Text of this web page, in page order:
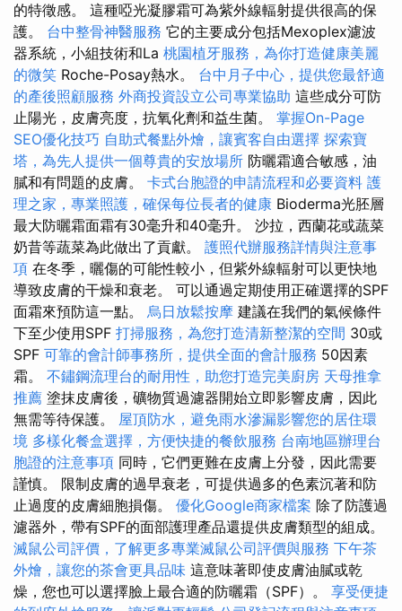
的特徵感。 這種啞光凝膠霜可為紫外線輻射提供很高的保
護。 台中整骨神醫服務 它的主要成分包括Mexoplex濾波
器系統，小組技術和La 桃園植牙服務，為你打造健康美麗
的微笑 Roche-Posay熱水。 台中月子中心，提供您最舒適
的產後照顧服務 外商投資設立公司專業協助 這些成分可防
止陽光，皮膚亮度，抗氧化劑和益生菌。 掌握On-Page
SEO優化技巧 自助式餐點外燴，讓賓客自由選擇 探索寶
塔，為先人提供一個尊貴的安放場所 防曬霜適合敏感，油
膩和有問題的皮膚。 卡式台胞證的申請流程和必要資料 護
理之家，專業照護，確保每位長者的健康 Bioderma光胚層
最大防曬霜面霜有30毫升和40毫升。 沙拉，西蘭花或蔬菜
奶昔等蔬菜為此做出了貢獻。 護照代辦服務詳情與注意事
項 在冬季，曬傷的可能性較小，但紫外線輻射可以更快地
導致皮膚的干燥和衰老。 可以通過定期使用正確選擇的SPF
面霜來預防這一點。 烏日放鬆按摩 建議在我們的氣候條件
下至少使用SPF 打掃服務，為您打造清新整潔的空間 30或
SPF 可靠的會計師事務所，提供全面的會計服務 50因素
霜。 不鏽鋼流理台的耐用性，助您打造完美廚房 天母推拿
推薦 塗抹皮膚後，礦物質過濾器開始立即影響皮膚，因此
無需等待保護。 屋頂防水，避免雨水滲漏影響您的居住環
境 多樣化餐盒選擇，方便快捷的餐飲服務 台南地區辦理台
胞證的注意事項 同時，它們更難在皮膚上分發，因此需要
謹慎。 限制皮膚的過早衰老，可提供過多的色素沉著和防
止過度的皮膚細胞損傷。 優化Google商家檔案 除了防護過
濾器外，帶有SPF的面部護理產品還提供皮膚類型的組成。
滅鼠公司評價，了解更多專業滅鼠公司評價與服務 下午茶
外燴，讓您的茶會更具品味 這意味著即使皮膚油膩或乾
燥，您也可以選擇臉上最合適的防曬霜（SPF）。 享受便捷